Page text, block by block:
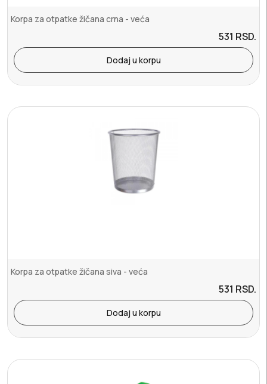
Korpa za otpatke žičana crna - veća
531 RSD.
Dodaj u korpu
Korpa za otpatke žičana siva - veća
531 RSD.
Dodaj u korpu